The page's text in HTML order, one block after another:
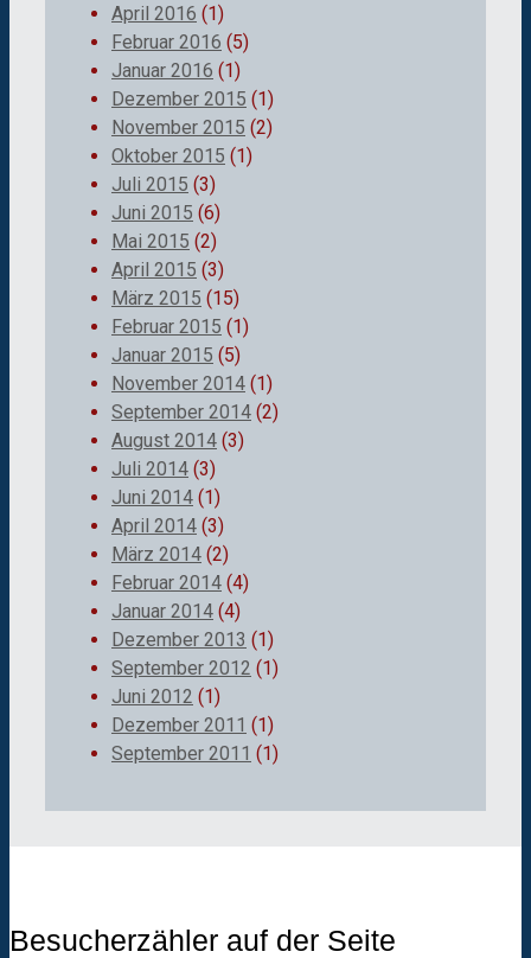
April 2016 (1)
Februar 2016 (5)
Januar 2016 (1)
Dezember 2015 (1)
November 2015 (2)
Oktober 2015 (1)
Juli 2015 (3)
Juni 2015 (6)
Mai 2015 (2)
April 2015 (3)
März 2015 (15)
Februar 2015 (1)
Januar 2015 (5)
November 2014 (1)
September 2014 (2)
August 2014 (3)
Juli 2014 (3)
Juni 2014 (1)
April 2014 (3)
März 2014 (2)
Februar 2014 (4)
Januar 2014 (4)
Dezember 2013 (1)
September 2012 (1)
Juni 2012 (1)
Dezember 2011 (1)
September 2011 (1)
Besucherzähler auf der Seite